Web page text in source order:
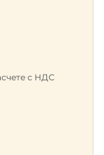
с НДС